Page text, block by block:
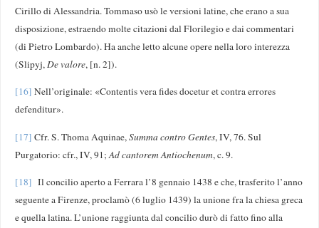
Cirillo di Alessandria. Tommaso usò le versioni latine, che erano a sua
disposizione, estraendo molte citazioni dal Florilegio e dai commentari
(di Pietro Lombardo). Ha anche letto alcune opere nella loro interezza
(Slipyj, De valore, [n. 2]).
[16] Nell’originale: «Contentis vera fides docetur et contra errores
defenditur».
[17] Cfr. S. Thoma Aquinae,Summa contro Gentes, IV, 76. Sul
Purgatorio: cfr., IV, 91;Ad cantorem Antiochenum, c. 9.
[18] Il concilio aperto a Ferrara l’8 gennaio 1438 e che, trasferito l’anno
seguente a Firenze, proclamò (6 luglio 1439) la unione fra la chiesa greca
e quella latina. L’unione raggiunta dal concilio durò di fatto fino alla